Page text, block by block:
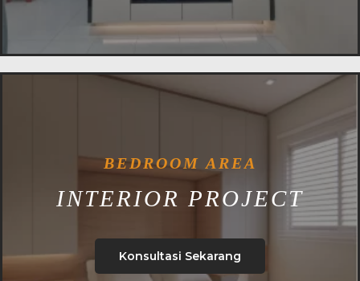
BEDROOM AREA
INTERIOR PROJECT
Konsultasi Sekarang